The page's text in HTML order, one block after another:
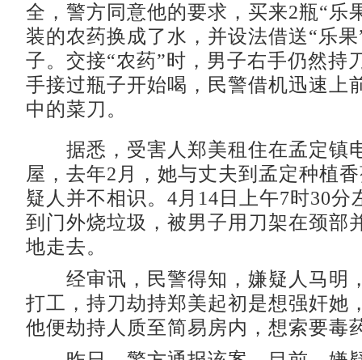
全，警方同意他的要求，买来2瓶“乐
装的农药换成了水，并设法借送“乐
子。交接“农药”时，男子右手仍然持
手接过瓶子开始喝，民警借机迅速上
中的菜刀。
据悉，受害人郑美租住在孟定镇
屋，去年2月，她与丈夫到孟定种植
疑人并不相识。4月14日上午7时30分
到门外烧垃圾，被男子用刀架在颈部
地走去。
经审讯，民警得知，嫌疑人马明
打工，持刀劫持郑美起初是想强奸她
他便劫持人质至简易房内，想索要毒